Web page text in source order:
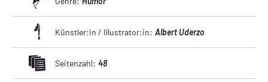
Künstler:in / Illustrator:in: Albert Uderzo
Seitenzahl: 48